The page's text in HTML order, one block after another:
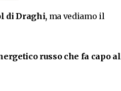
di Draghi,ma vediamo il
russo che fa capo al